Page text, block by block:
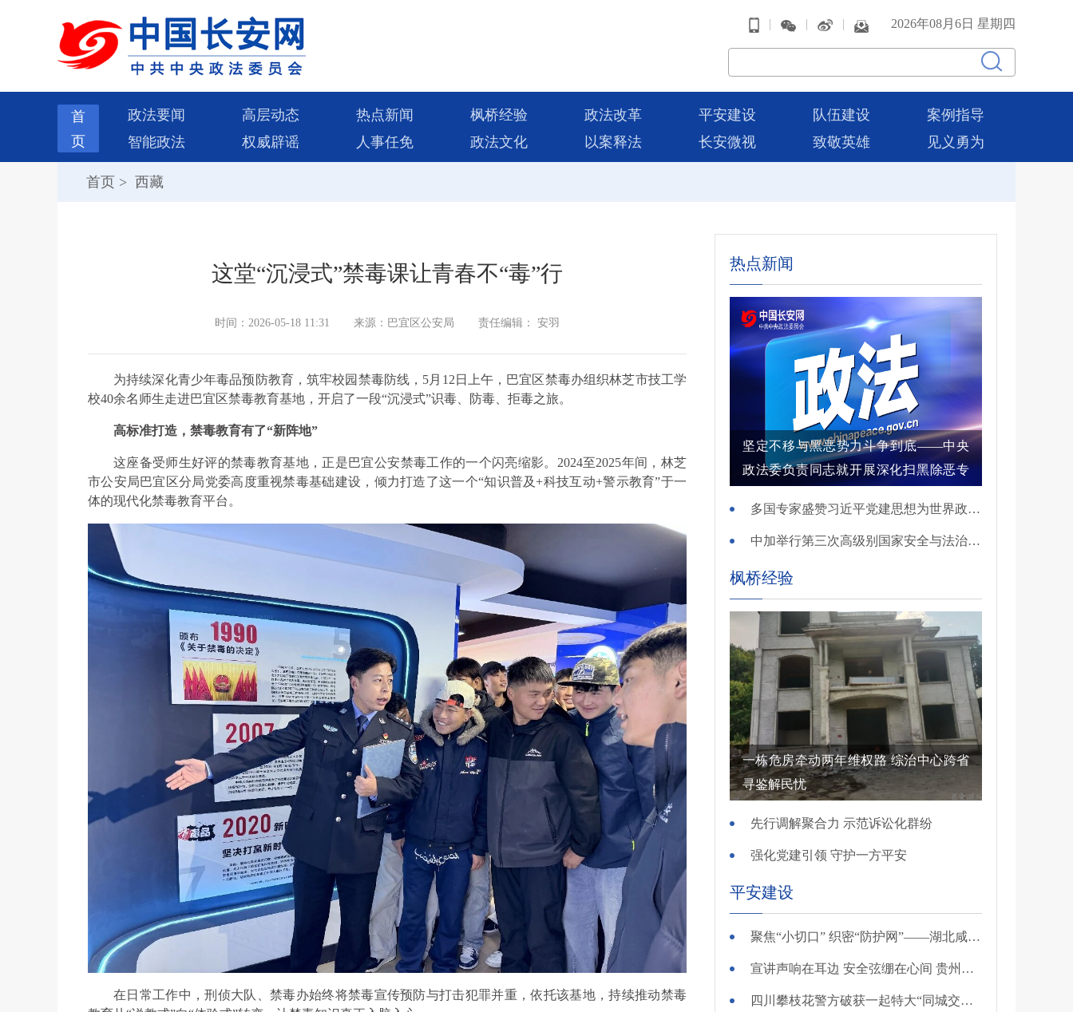
| | | 2026年08月6日 星期四
首
页
政法要闻 高层动态 热点新闻 枫桥经验 政法改革 平安建设 队伍建设
案例指导
智能政法
权威辟谣 人事任免 政法文化 以案释法 长安微视 致敬英雄 见义勇为
首页 > 西藏
这堂“沉浸式”禁毒课让青春不“毒”行
时间：2026-05-18 11:31 来源：巴宜区公安局 责任编辑： 安羽
为持续深化青少年毒品预防教育，筑牢校园禁毒防线，5月12日上午，巴宜区禁毒办组织林芝市技工学
校40余名师生走进巴宜区禁毒教育基地，开启了一段“沉浸式”识毒、防毒、拒毒之旅。
高标准打造，禁毒教育有了“新阵地”
这座备受师生好评的禁毒教育基地，正是巴宜公安禁毒工作的一个闪亮缩影。2024至2025年间，林芝
市公安局巴宜区分局党委高度重视禁毒基础建设，倾力打造了这一个“知识普及+科技互动+警示教育”于一
体的现代化禁毒教育平台。
在日常工作中，刑侦大队、禁毒办始终将禁毒宣传预防与打击犯罪并重，依托该基地，持续推动禁毒
热点新闻
坚定不移与黑恶势力斗争到底——中央
政法委负责同志就开展深化扫黑除恶专
多国专家盛赞习近平党建思想为世界政党建设提供重要启迪
中加举行第三次高级别国家安全与法治对话
枫桥经验
一栋危房牵动两年维权路 综治中心跨省
寻鉴解民忧
先行调解聚合力 示范诉讼化群纷
强化党建引领 守护一方平安
平安建设
聚焦“小切口” 织密“防护网”——湖北咸安公安开展精准清查行动净化夏夜治安环境
宣讲声响在耳边 安全弦绷在心间 贵州交警深入开展夏季交通安全宣传活动
四川攀枝花警方破获一起特大“同城交友”电信网络诈骗案